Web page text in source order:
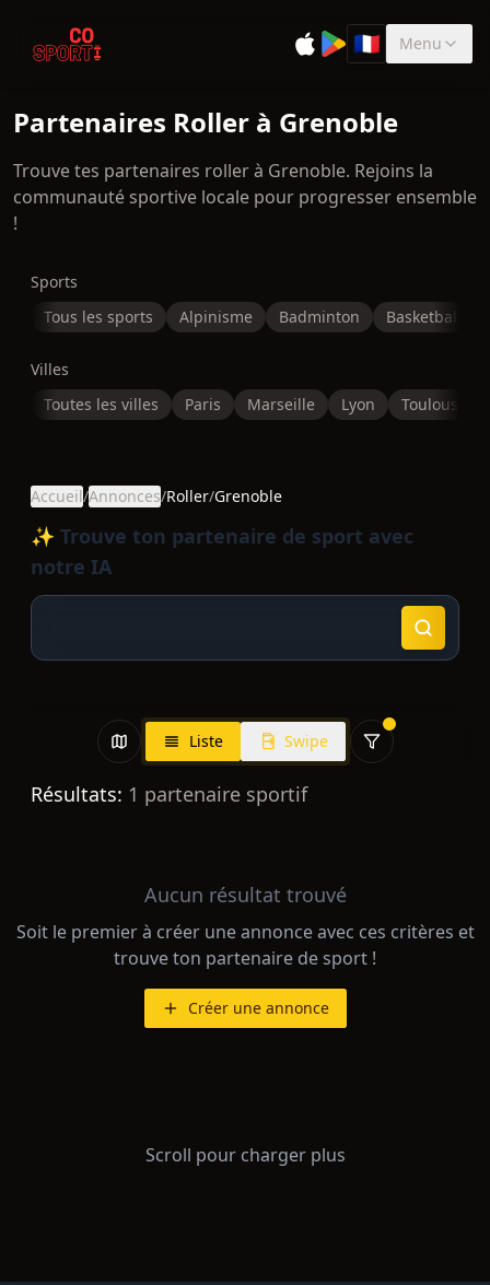
🇫🇷Sélectionner la
Menu
Partenaires Roller à Grenoble
Trouve tes partenaires roller à Grenoble. Rejoins la
communauté sportive locale pour progresser ensemble
!
Sports
Tous les sports
Alpinisme Badminton Basketball
Villes
Toutes les villes
Paris Marseille Lyon Toulouse
Accueil/Annonces/Roller/Grenoble
✨ Trouve ton partenaire de sport avec
notre IA
Liste Swipe
Résultats: 1 partenaire sportif
Aucun résultat trouvé
Soit le premier à créer une annonce avec ces critères et
trouve ton partenaire de sport !
Créer une annonce
Scroll pour charger plus